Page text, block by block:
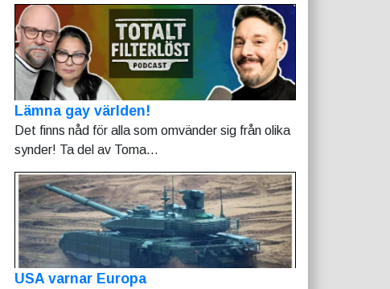
Lämna gay världen!
Det finns nåd för alla som omvänder sig från olika
synder! Ta del av Toma...
USA varnar Europa